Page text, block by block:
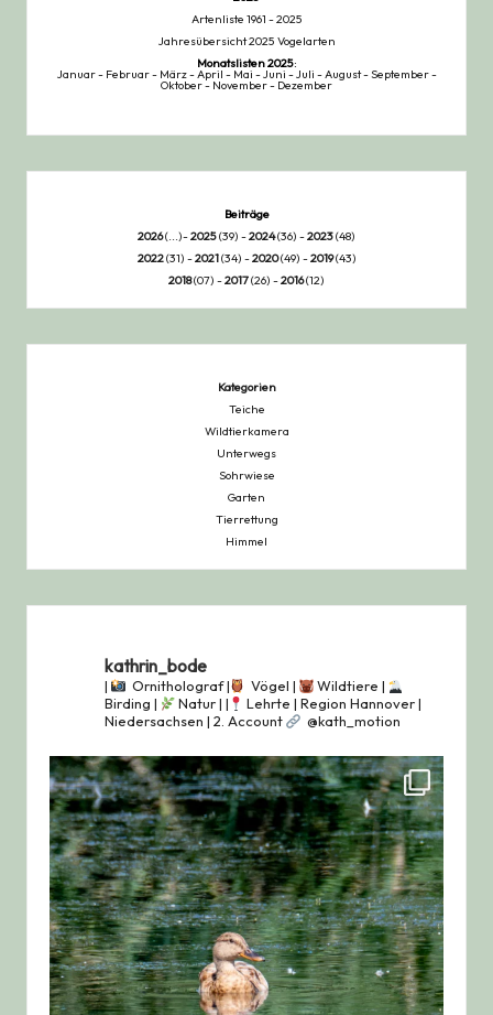
Artenliste 1961 - 2025
Jahresübersicht 2025 Vogelarten
Monatslisten2025:
Januar- Februar- März-April - Mai -Juni -Juli -August-September-
Oktober- November- Dezember
Beiträge
2026(...)-2025(39) -2024(36) -2023(48)
2022(31) -2021(34) -2020(49) -2019(43)
2018(07) -2017(26) -2016(12)
Kategorien
Teiche
Wildtierkamera
Unterwegs
Sohrwiese
Garten
Tierrettung
Himmel
kathrin_bode
| Ornitholograf | Vögel |
Wildtiere |
Birding |
Natur | |
Lehrte | Region Hannover |
Niedersachsen | 2. Account @kath_motion